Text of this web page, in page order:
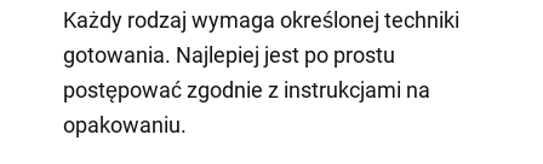
Każdy rodzaj wymaga określonej techniki
gotowania. Najlepiej jest po prostu
postępować zgodnie z instrukcjami na
opakowaniu.